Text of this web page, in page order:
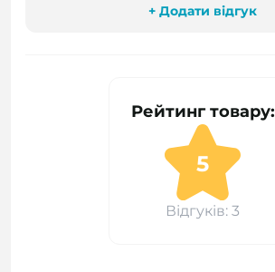
+ Додати відгук
Рейтинг товару:
5
Відгуків: 3